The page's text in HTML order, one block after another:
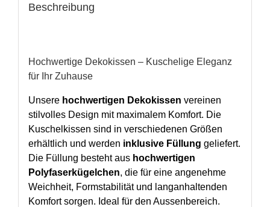
Beschreibung
Hochwertige Dekokissen – Kuschelige Eleganz
für Ihr Zuhause
Unsere hochwertigen Dekokissen vereinen
stilvolles Design mit maximalem Komfort. Die
Kuschelkissen sind in verschiedenen Größen
erhältlich und werden inklusive Füllung geliefert.
Die Füllung besteht aus hochwertigen
Polyfaserkügelchen, die für eine angenehme
Weichheit, Formstabilität und langanhaltenden
Komfort sorgen. Ideal für den Aussenbereich.